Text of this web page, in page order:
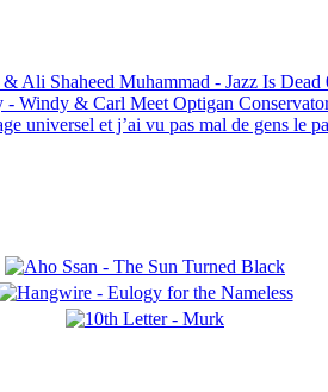
Ali Shaheed Muhammad - Jazz Is Dead
Windy & Carl Meet Optigan
universel et j’ai vu pas mal de gens le